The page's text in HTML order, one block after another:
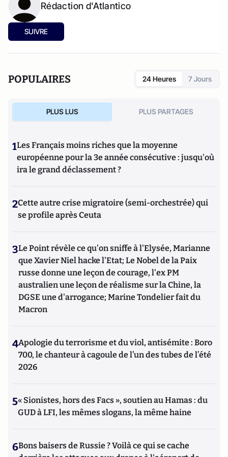
Rédaction d'Atlantico
SUIVRE
POPULAIRES 24 Heures 7 Jours
PLUS LUS PLUS PARTAGES
1Les Français moins riches que la moyenne
européenne pour la 3e année consécutive : jusqu'où
ira le grand déclassement ?
2Cette autre crise migratoire (semi-orchestrée) qui
se profile après Ceuta
3Le Point révèle ce qu'on sniffe à l'Elysée, Marianne
que Xavier Niel hacke l'Etat; Le Nobel de la Paix
russe donne une leçon de courage, l'ex PM
australien une leçon de réalisme sur la Chine, la
DGSE une d'arrogance; Marine Tondelier fait du
Macron
4Apologie du terrorisme et du viol, antisémite : Boro
700, le chanteur à cagoule de l’un des tubes de l’été
2026
5« Sionistes, hors des Facs », soutien au Hamas : du
GUD à LFI, les mêmes slogans, la même haine
6Bons baisers de Russie ? Voilà ce qui se cache